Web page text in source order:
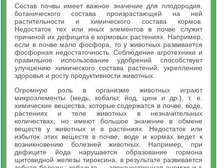
Состав почвы имеет важное значение для плодородия,
ботанического состава произрастающей на ней
растительности и химического состава кормов.
Недостаток тех или иных элементов в почве служит
причиной их дефицита в кормовых растениях. Например,
если в почве мало фосфора, то у животных развивается
фосфорная недостаточность. Соблюдение агротехники и
правильное использование удобрений способствует
улучшению химического состава растений, укреплению
здоровья и росту продуктивности животных.
Огромную роль в организме животных играют
микроэлементы (медь, кобальт, йод, цинк и др.), т. е.
химические вещества, которые содержатся в почве, воде,
растениях и теле животных в незначительных
количествах, но имеют большое значение в обмене
веществ у животных и в растениях. Недостаток или
избыток этих веществ в почве, воде и кормах ведет к
возникновению болезней животных. Например, при
дефиците йода нарушается образование гормона
щитовидной железы тироксина, в результате развивается